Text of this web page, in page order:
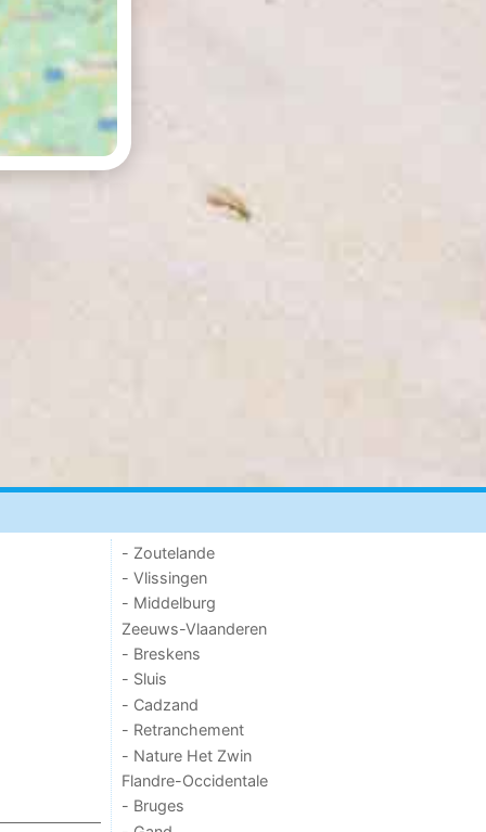
- Zoutelande
- Vlissingen
- Middelburg
Zeeuws-Vlaanderen
- Breskens
- Sluis
- Cadzand
- Retranchement
- Nature Het Zwin
Flandre-Occidentale
- Bruges